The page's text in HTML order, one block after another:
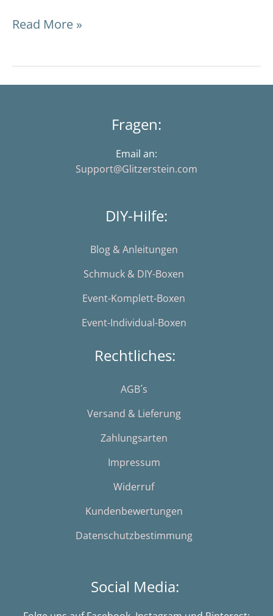
Read More »
Fragen:
Email an:
Support@Glitzerstein.com
DIY-Hilfe:
Blog & Anleitungen
Schmuck & DIY-Boxen
Event-Komplett-Boxen
Event-Individual-Boxen
Rechtliches:
AGB´s
Versand & Lieferung
Zahlungsarten
Impressum
Widerruf
Kundenbewertungen
Datenschutzbestimmung
Social Media: